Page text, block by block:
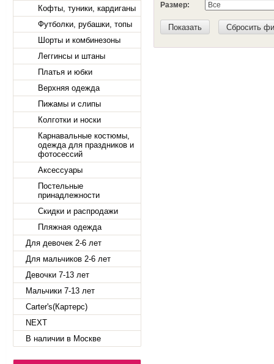
Кофты, туники, кардиганы
Футболки, рубашки, топы
Шорты и комбинезоны
Леггинсы и штаны
Платья и юбки
Верхняя одежда
Пижамы и слипы
Колготки и носки
Карнавальные костюмы,
одежда для праздников и
фотосессий
Аксессуары
Постельные
принадлежности
Скидки и распродажи
Пляжная одежда
Для девочек 2-6 лет
Для мальчиков 2-6 лет
Девочки 7-13 лет
Мальчики 7-13 лет
Carter's(Картерс)
NEXT
В наличии в Москве
Размер:
Показать Сбросить